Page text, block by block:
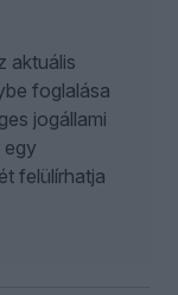
aktuális
foglalása
jogállami
egy
felülírhatja